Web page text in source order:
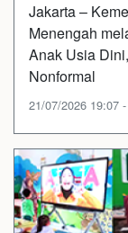
Jakarta –
Menengah
Anak Usia
Nonformal
21/07/2026 19:07